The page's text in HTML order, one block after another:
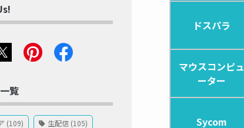
ドスパラ
マウスコンピュ
ーター
Sycom
覧
(109) 生配信 (105)